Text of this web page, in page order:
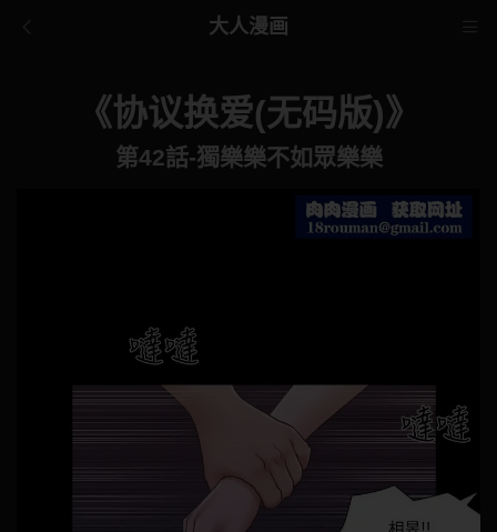
大人漫画
《协议换爱(无码版)》
第42話-獨樂樂不如眾樂樂